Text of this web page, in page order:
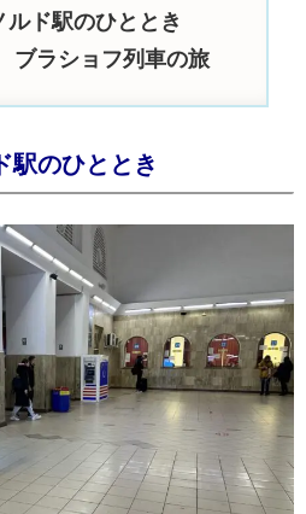
ルド駅のひととき
ラショフ列車の旅
駅のひととき